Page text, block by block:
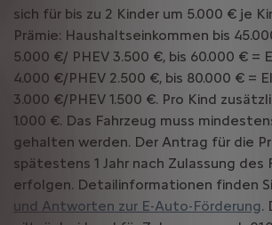
sich für bis zu 2 Kinder um 5.000 € je
Prämie: Haushaltseinkommen bis
5.000 €/ PHEV 3.500 €, bis 60.000 € =
4.000 €/PHEV 2.500 €, bis 80.000 € =
3.000 €/PHEV 1.500 €. Pro Kind
1.000 €. Das Fahrzeug muss
gehalten werden. Der Antrag für die
spätestens 1 Jahr nach Zulassung des
erfolgen. Detailinformationen finden
und Antworten zur E-Auto-Förderung.